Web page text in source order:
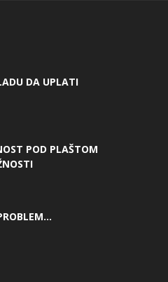
DA UPLATI
POD PLAŠTOM